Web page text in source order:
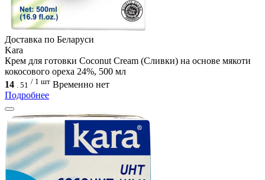
Доcтавка по Беларуси
Kara
Крем для готовки Coconut Cream (Сливки) на основе мякоти
кокосового ореха 24%, 500 мл
14
51 / 1 шт Временно нет
Подробнее